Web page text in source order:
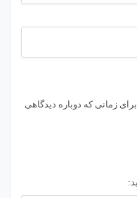
زمانی که دوباره دیدگاهی